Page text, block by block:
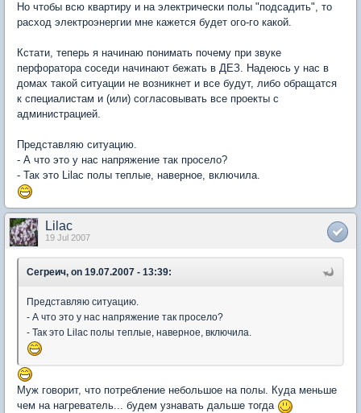
Но чтобы всю квартиру и на электрически полы "подсадить", то
расход электроэнергии мне кажется будет ого-го какой.
Кстати, теперь я начинаю понимать почему при звуке
перфоратора соседи начинают бежать в ДЕЗ. Надеюсь у нас в
домах такой ситуации не возникнет и все будут, либо обращатся
к специалистам и (или) согласовывать все проекты с
администрацией.
Представляю ситуацию.
- А что это у нас напряжение так просело?
- Так это Lilac полы теплые, наверное, включила.
Lilac
19 Jul 2007
Сегреич, on 19.07.2007 - 13:39:
Представляю ситуацию.
- А что это у нас напряжение так просело?
- Так это Lilac полы теплые, наверное, включила.
Муж говорит, что потребление небольшое на полы. Куда меньше
чем на нагреватель... будем узнавать дальше тогда